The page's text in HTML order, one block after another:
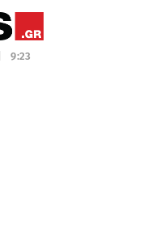
9:23